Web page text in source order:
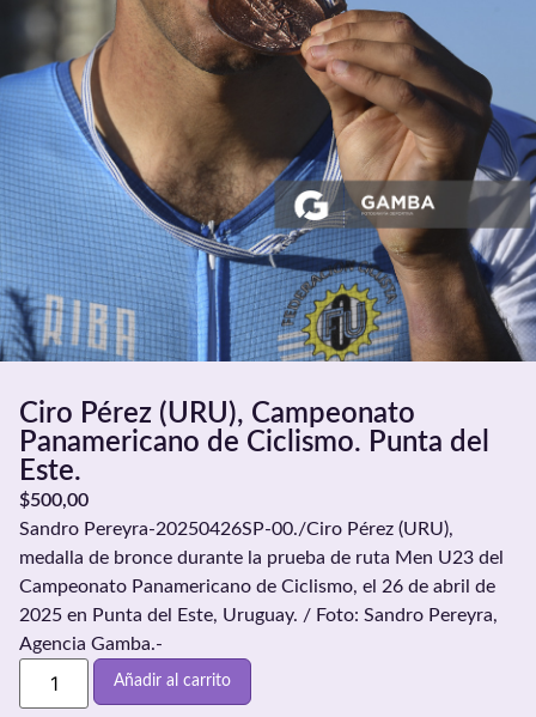
Ciro Pérez (URU), Campeonato
Panamericano de Ciclismo. Punta del
Este.
$500,00
Sandro Pereyra-20250426SP-00./Ciro Pérez (URU),
medalla de bronce durante la prueba de ruta Men U23 del
Campeonato Panamericano de Ciclismo, el 26 de abril de
2025 en Punta del Este, Uruguay. / Foto: Sandro Pereyra,
Agencia Gamba.-
Añadir al carrito